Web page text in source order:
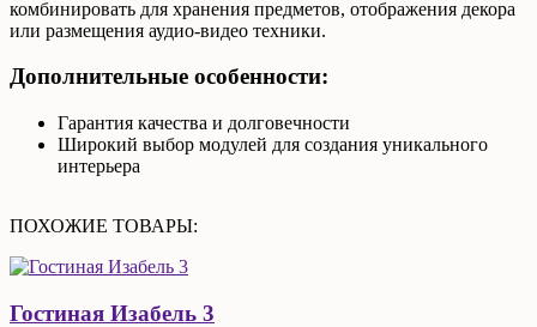
комбинировать для хранения предметов, отображения декора
или размещения аудио-видео техники.
Дополнительные особенности:
Гарантия качества и долговечности
Широкий выбор модулей для создания уникального
интерьера
ПОХОЖИЕ ТОВАРЫ:
Гостиная Изабель 3